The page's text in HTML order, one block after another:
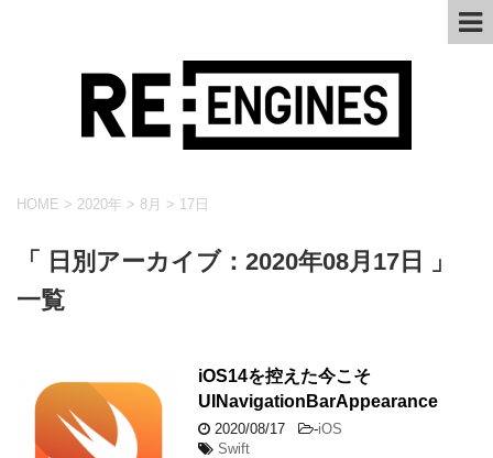
HOME > 2020年 > 8月 > 17日
「 日別アーカイブ：2020年08月17日 」
一覧
iOS14を控えた今こそ
UINavigationBarAppearance
2020/08/17 -iOS
Swift